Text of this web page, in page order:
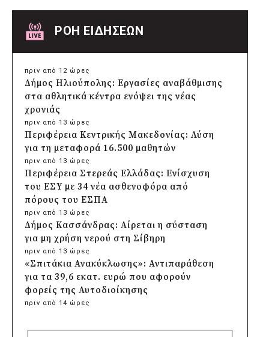
ΡΟΗ ΕΙΔΗΣΕΩΝ
πριν από 12 ώρες
Δήμος Ηλιούπολης: Εργασίες αναβάθμισης
στα αθλητικά κέντρα ενόψει της νέας
χρονιάς
πριν από 13 ώρες
Περιφέρεια Κεντρικής Μακεδονίας: Λύση
για τη μεταφορά 16.500 μαθητών
πριν από 13 ώρες
Περιφέρεια Στερεάς Ελλάδας: Ενίσχυση
του ΕΣΥ με 34 νέα ασθενοφόρα από
πόρους του ΕΣΠΑ
πριν από 13 ώρες
Δήμος Κασσάνδρας: Αίρεται η σύσταση
για μη χρήση νερού στη Σίβηρη
πριν από 13 ώρες
«Σπιτάκια Ανακύκλωσης»: Αντιπαράθεση
για τα 39,6 εκατ. ευρώ που αφορούν
φορείς της Αυτοδιοίκησης
πριν από 14 ώρες
Δαφνίου παρά την έλλειψη αρμοδιότητας